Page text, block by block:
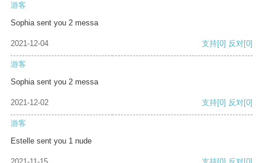
游客
Sophia sent you 2 messa
2021-12-04 支持[0] 反对[0]
游客
Sophia sent you 2 messa
2021-12-02 支持[0] 反对[0]
游客
Estelle sent you 1 nude